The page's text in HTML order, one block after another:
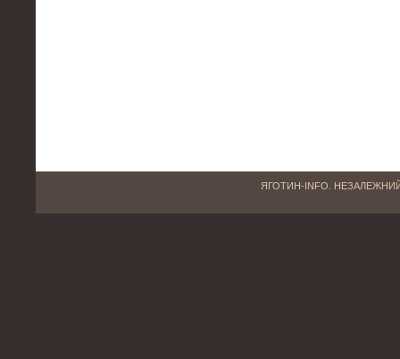
ЯГОТИН-INFO.